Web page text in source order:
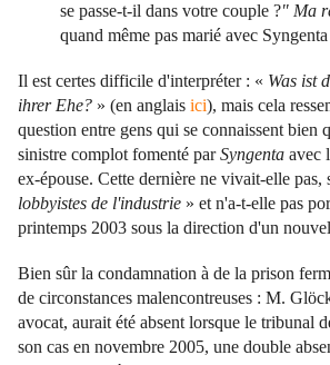
se passe-t-il dans votre couple ?" Ma
quand même pas marié avec
Il est certes difficile d'interpréter : « Was ist
ihrer Ehe? » (en anglais ici), mais cela
question entre gens qui se connaissent bien
sinistre complot fomenté parSyngenta avec
ex-épouse. Cette dernière ne vivait-elle pas,
lobbyistes de l'industrie » et n'a-t-elle pas
printemps 2003 sous la direction d'un
Bien sûr la condamnation à de la prison
de circonstances malencontreuses : M.
avocat, aurait été absent lorsque le tribunal
son cas en novembre 2005, une double